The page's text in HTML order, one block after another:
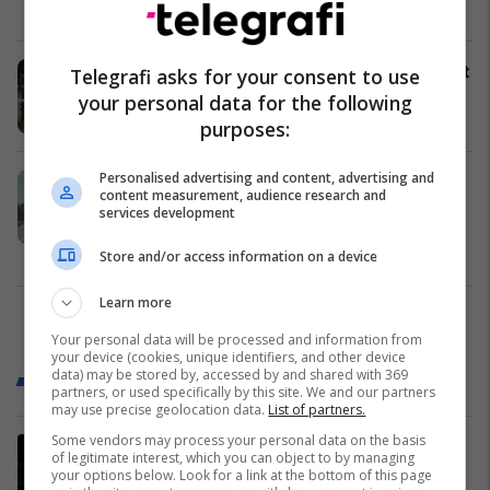
Kroacia 11/05/2026
Kërcënime me bomba nëpër shkollat
e Kroacisë
Një pushim kampingu në Kroaci
pothuajse përfundoi në tragjedi për
Evropa 05/04/2026
Trend Botë
Ish-zyrtarë evropianë zhvilluan
bisedime sekrete me një ish-
Telegrafi asks for your consent to use
your personal data for the following
purposes:
Personalised advertising and content, advertising and
content measurement, audience research and
services development
Store and/or access information on a device
Learn more
Your personal data will be processed and information from
your device (cookies, unique identifiers, and other device
data) may be stored by, accessed by and shared with 369
partners, or used specifically by this site. We and our partners
may use precise geolocation data. List of partners.
Some vendors may process your personal data on the basis
of legitimate interest, which you can object to by managing
your options below. Look for a link at the bottom of this page